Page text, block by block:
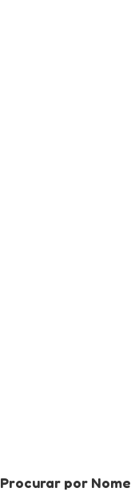
Procurar por Nome